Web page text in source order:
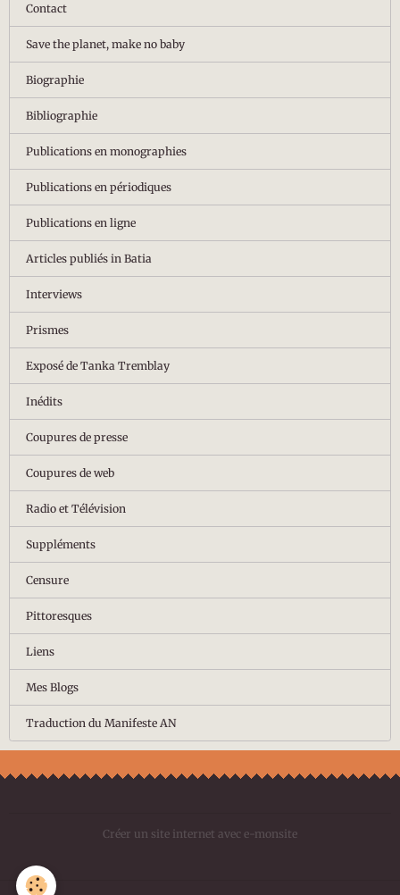
Contact
Save the planet, make no baby
Biographie
Bibliographie
Publications en monographies
Publications en périodiques
Publications en ligne
Articles publiés in Batia
Interviews
Prismes
Exposé de Tanka Tremblay
Inédits
Coupures de presse
Coupures de web
Radio et Télévision
Suppléments
Censure
Pittoresques
Liens
Mes Blogs
Traduction du Manifeste AN
Créer un site internet avec e-monsite